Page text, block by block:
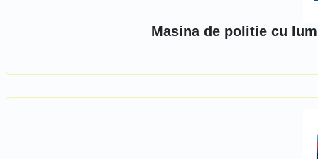
Masina de politie cu